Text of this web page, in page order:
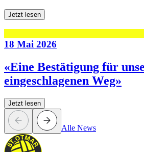
Jetzt lesen
18 Mai 2026
«Eine Bestätigung für
eingeschlagenen Weg»
Jetzt lesen
Alle News